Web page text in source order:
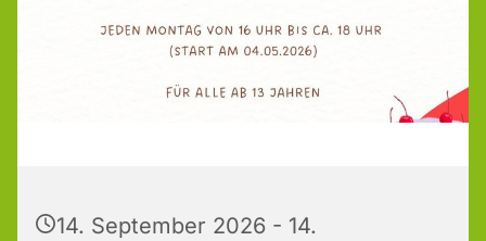
14. September 2026 - 14.